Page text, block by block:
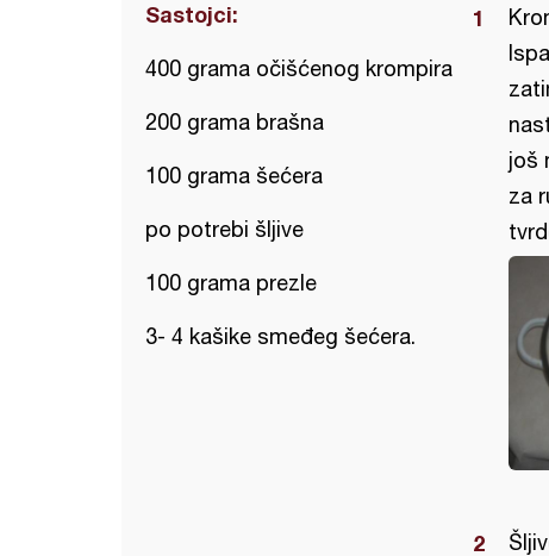
Sastojci:
400 grama očišćenog krompira
200 grama brašna
100 grama šećera
po potrebi šljive
100 grama prezle
3- 4 kašike smeđeg šećera.
još
za